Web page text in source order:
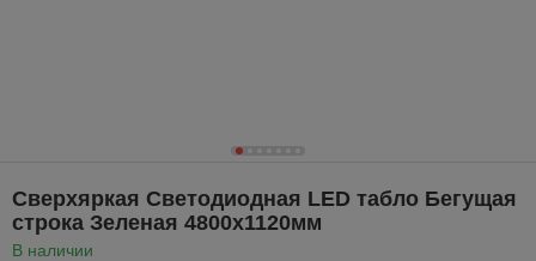
Сверхяркая Светодиодная LED табло Бегущая
строка Зеленая 4800х1120мм
В наличии